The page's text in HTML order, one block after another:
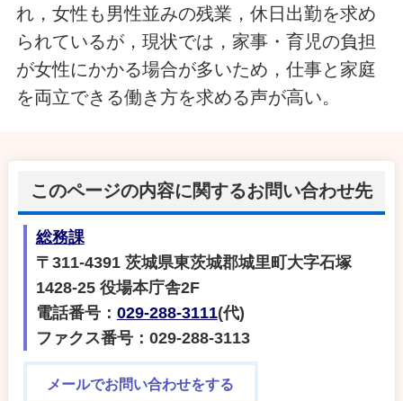
れ，女性も男性並みの残業，休日出勤を求め
られているが，現状では，家事・育児の負担
が女性にかかる場合が多いため，仕事と家庭
を両立できる働き方を求める声が高い。
このページの内容に関するお問い合わせ先
総務課
〒311-4391 茨城県東茨城郡城里町大字石塚
1428-25 役場本庁舎2F
電話番号： 029-288-3111(代)
ファクス番号：029-288-3113
メールでお問い合わせをする